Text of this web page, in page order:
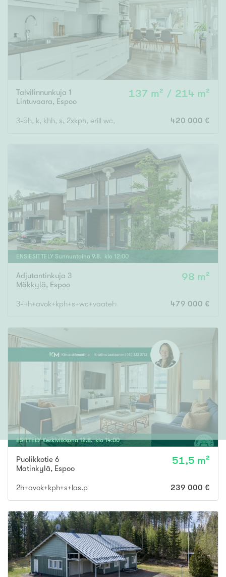
Talvilinnunkuja 1
Lintuvaara, Espoo
137 m² / 214 m²
3-5h, k, khh, s, 2xkph, erill wc, säilytystilat, 5h 420 000 €
ENSIESITTELY Sunnuntaina 9.8. klo 12:00
Adjutantinkuja 3
Mäkkylä, Espoo
98 m²
3-4h+avok+kph+s+wc+vaatehuone+las. p+terassi+varasto
479 000 €
ESITTELY Keskiviikkona 12.8. klo14:00
Puolikkotie 6
Matinkylä, Espoo
51,5 m²
2h+avok+kph+s+las.p 239 000 €